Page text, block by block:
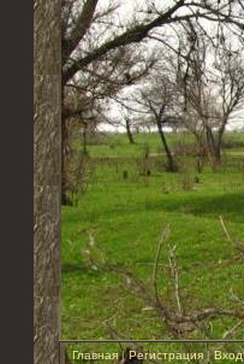
Главная|Регистрация|Вход